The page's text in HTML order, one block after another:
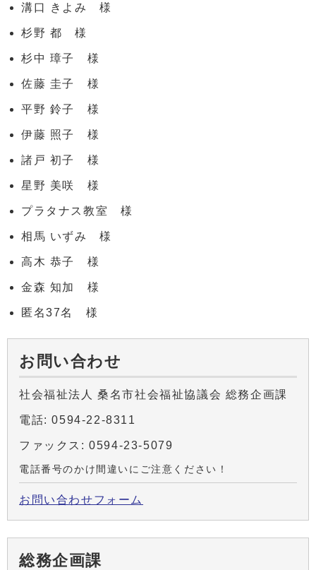
溝口 きよみ 様
杉野 都 様
杉中 璋子 様
佐藤 圭子 様
平野 鈴子 様
伊藤 照子 様
諸戸 初子 様
星野 美咲 様
プラタナス教室 様
相馬 いずみ 様
高木 恭子 様
金森 知加 様
匿名37名 様
お問い合わせ
社会福祉法人 桑名市社会福祉協議会 総務企画課
電話: 0594-22-8311
ファックス: 0594-23-5079
電話番号のかけ間違いにご注意ください！
お問い合わせフォーム
総務企画課